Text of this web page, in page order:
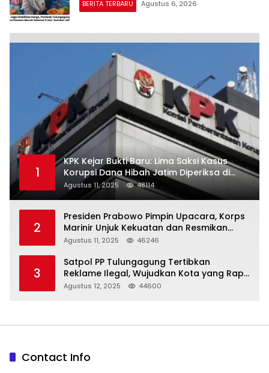
BERITA TERBARU Agustus 6, 2026
1
KPK Kejar Bukti Baru: Lima Saksi Kasus
Korupsi Dana Hibah Jatim Diperiksa di
Trenggalek
Agustus 11, 2025 48114
2
Presiden Prabowo Pimpin Upacara, Korps
Marinir Unjuk Kekuatan dan Resmikan
Struktur Baru
Agustus 11, 2025 46246
3
Satpol PP Tulungagung Tertibkan
Reklame Ilegal, Wujudkan Kota yang Rapi
dan Indah
Agustus 12, 2025 44600
Contact Info